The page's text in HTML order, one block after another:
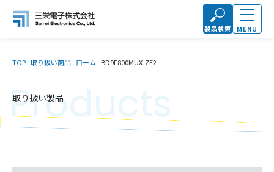
製品検索 MENU
TOP-取り扱い商品-ローム-BD9F800MUX-ZE2
取り扱い製品
Products